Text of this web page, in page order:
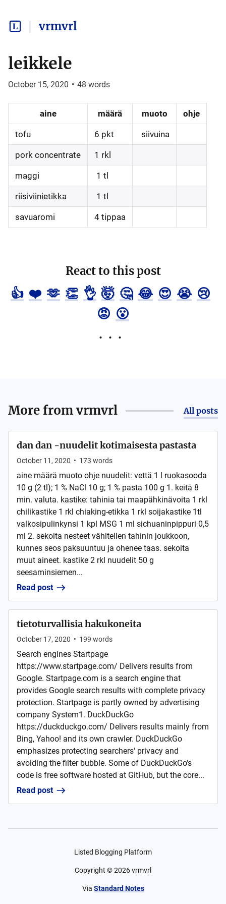
vrmvrl
leikkele
October 15, 2020 • 48 words
aine määrä muoto ohje
tofu 6 pkt siivuina
pork concentrate 1 rkl
maggi 1 tl
riisiviinietikka 1 tl
savuaromi 4 tippaa
React to this post
👍 ❤️ 🫶 👏 👌 🤯 🤔 😂 😍 😭 😢
😡 😮
More fromvrmvrl All posts
dan dan -nuudelit kotimaisesta pastasta
October 11, 2020 • 173 words
aine määrä muoto ohje nuudelit: vettä 1 l ruokasooda
10 g (2 tl); 1 % NaCl 10 g; 1 % pasta 100 g 1. keitä 8
min. valuta. kastike: tahinia tai maapähkinävoita 1 rkl
chilikastike 1 rkl chiaking-etikka 1 rkl soijakastike 1tl
valkosipulinkynsi 1 kpl MSG 1 ml sichuaninpippuri 0,5
ml 2. sekoita nesteet vähitellen tahinin joukkoon,
kunnes seos paksuuntuu ja ohenee taas. sekoita
muut aineet. kastike 2 rkl nuudelit 50 g
seesaminsiemen...
Read post
tietoturvallisia hakukoneita
October 17, 2020 • 199 words
Search engines Startpage
https://www.startpage.com/ Delivers results from
Google. Startpage.com is a search engine that
provides Google search results with complete privacy
protection. Startpage is partly owned by advertising
company System1. DuckDuckGo
https://duckduckgo.com/ Delivers results mainly from
Bing, Yahoo! and its own crawler. DuckDuckGo
emphasizes protecting searchers' privacy and
avoiding the filter bubble. Some of DuckDuckGo's
code is free software hosted at GitHub, but the core...
Read post
Listed Blogging Platform
Copyright ©2026vrmvrl
Via Standard Notes